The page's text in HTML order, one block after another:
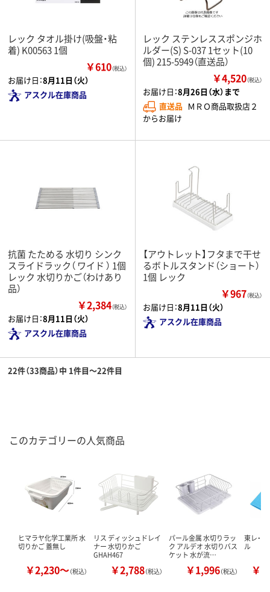
レック タオル掛け(吸盤・粘
着) K00563 1個
￥610（税込）
お届け日：8月11日（火）
アスクル在庫商品
レック ステンレススポンジホ
ルダー(S) S-037 1セット(10
個) 215-5949（直送品）
￥4,520（税込）
お届け日：8月26日（水）まで
直送品 ＭＲＯ商品取扱店２
からお届け
抗菌 たためる 水切り シンク
スライドラック（ ワイド ） 1個
レック 水切りかご（わけあり
品）
￥2,384（税込）
お届け日：8月11日（火）
アスクル在庫商品
【アウトレット】フタまで干せ
るボトルスタンド（ショート）
1個 レック
￥967（税込）
お届け日：8月11日（火）
アスクル在庫商品
22件（33商品）中 1件目～22件目
このカテゴリーの人気商品
ヒマラヤ化学工業所 水
切りかご 蓋無し
￥2,230～（税込）
リス ディッシュドレイ
ナー 水切りかご
GHAH467
￥2,788（税込）
パール金属 水切りラッ
ク アルデオ 水切りバス
ケット 水が流…
￥1,996（税込）
東レ・
ル
￥